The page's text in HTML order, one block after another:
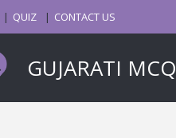
QUIZ CONTACT US
GUJARATI MCQ